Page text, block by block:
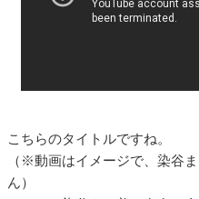
こちらのタイトルですね。
（※動画はイメージで、染谷
ん）